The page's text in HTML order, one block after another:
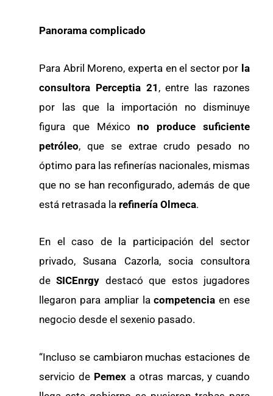
Panorama complicado
Para Abril Moreno, experta en el sector por la
consultora Perceptia 21 , entre las razones
por las que la importación no disminuye
figura que Méxicono produce suficiente
petróleo, que se extrae crudo pesado no
óptimo para las refinerías nacionales, mismas
que no se han reconfigurado, además de que
está retrasada la refinería Olmeca.
En el caso de la participación del sector
privado, Susana Cazorla, socia consultora
deSICEnrgy destacó que estos jugadores
llegaron para ampliar lacompetenciaen ese
negocio desde el sexenio pasado.
“Incluso se cambiaron muchas estaciones de
servicio de Pemex a otras marcas, y cuando